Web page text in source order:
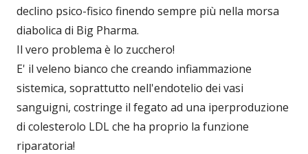
declino psico-fisico finendo sempre più nella morsa
diabolica di Big Pharma.
Il vero problema è lo zucchero!
E' il veleno bianco che creando infiammazione
sistemica, soprattutto nell'endotelio dei vasi
sanguigni, costringe il fegato ad una iperproduzione
di colesterolo LDL che ha proprio la funzione
riparatoria!